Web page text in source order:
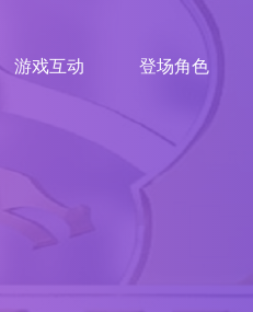
游戏互动 登场角色